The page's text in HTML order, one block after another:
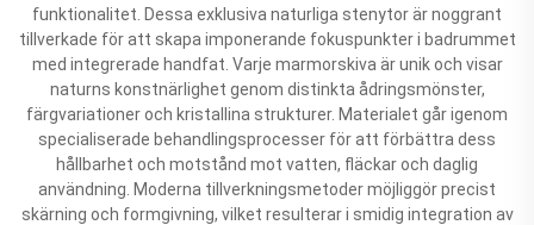
funktionalitet. Dessa exklusiva naturliga stenytor är noggrant
tillverkade för att skapa imponerande fokuspunkter i badrummet
med integrerade handfat. Varje marmorskiva är unik och visar
naturns konstnärlighet genom distinkta ådringsmönster,
färgvariationer och kristallina strukturer. Materialet går igenom
specialiserade behandlingsprocesser för att förbättra dess
hållbarhet och motstånd mot vatten, fläckar och daglig
användning. Moderna tillverkningsmetoder möjliggör precist
skärning och formgivning, vilket resulterar i smidig integration av